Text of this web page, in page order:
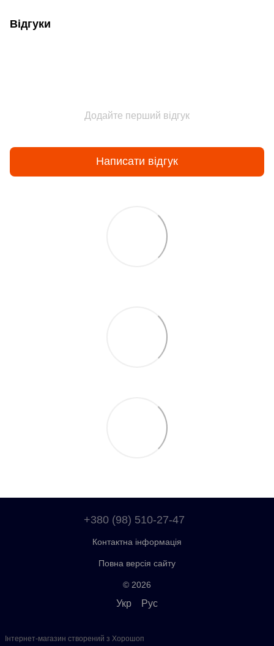
Відгуки
Додайте перший відгук
Написати відгук
+380 (98) 510-27-47
Контактна інформація
Повна версія сайту
© 2026
Укр Рус
Інтернет-магазин створений з Хорошоп